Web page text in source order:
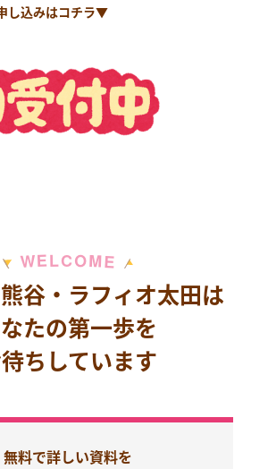
し込みはコチラ▼
WELCOME
谷・ラフィオ太田は
たの第一歩を
ちしています
無料で詳しい資料を